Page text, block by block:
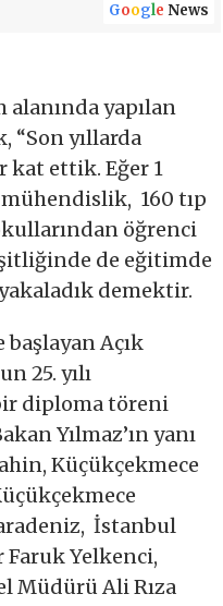
Google News
alanında yapılan
“Son yıllarda
kat ettik. Eğer 1
160 tıp
öğrenci
de eğitimde
demektir.
başlayan Açık
25. yılı
diploma töreni
Yılmaz’ın yanı
Küçükçekmece
İstanbul
Yelkenci,
Müdürü Ali Rıza